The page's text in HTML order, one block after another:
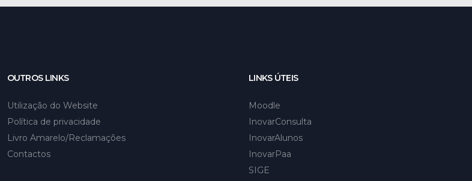
OUTROS LINKS
Utilização do Website
Política de privacidade
Livro Amarelo/Reclamações
Contactos
LINKS ÚTEIS
Moodle
InovarConsulta
InovarAlunos
InovarPaa
SIGE